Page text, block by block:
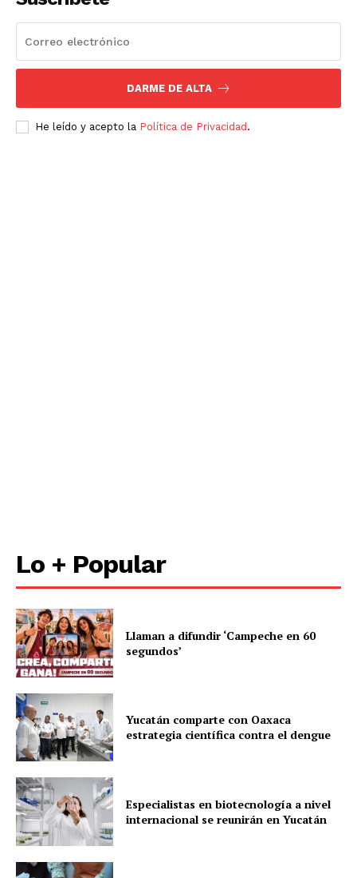
DARME DE ALTA
He leído y acepto la Política de Privacidad .
Lo + Popular
Llaman a difundir ‘Campeche en 60
segundos’
Yucatán comparte con Oaxaca
estrategia científica contra el dengue
Especialistas en biotecnología a nivel
internacional se reunirán en Yucatán